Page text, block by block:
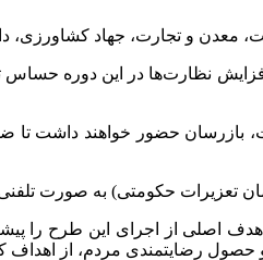
معدن و تجارت، جهاد
نظارت‌ها در این دوره حساس
بازرسان حضور خواهند داشت
اصلی از اجرای این طرح را
حصول رضایتمندی مردم، از